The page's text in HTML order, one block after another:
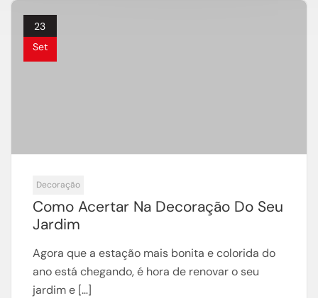
23
Set
Decoração
Como Acertar Na Decoração Do Seu
Jardim
Agora que a estação mais bonita e colorida do
ano está chegando, é hora de renovar o seu
jardim e […]